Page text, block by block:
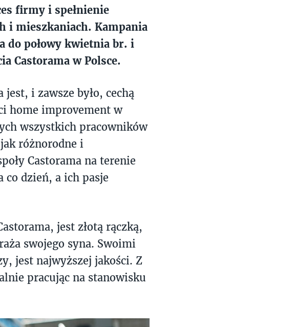
firmy i spełnienie
i mieszkaniach. Kampania
do połowy kwietnia br. i
Castorama w Polsce.
jest, i zawsze było, cechą
home improvement w
wszystkich pracowników
różnorodne i
Castorama na terenie
co dzień, a ich pasje
jest złotą rączką,
swojego syna. Swoimi
jest najwyższej jakości. Z
pracując na stanowisku